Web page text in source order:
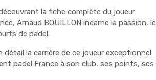
la fiche complète du joueur
Arnaud BOUILLON incarne la passion, le
de padel.
la carrière de ce joueur exceptionnel
padel France à son club, ses points, ses